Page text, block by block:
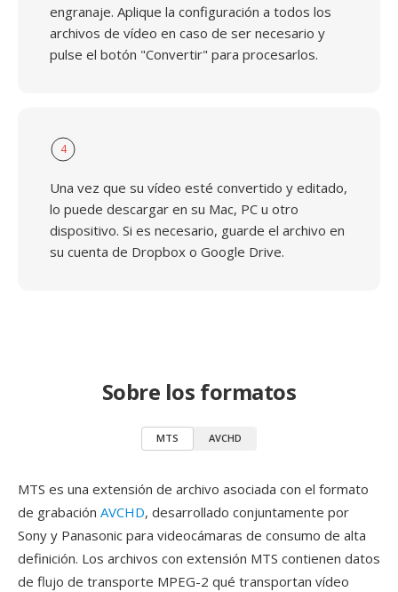
engranaje. Aplique la configuración a todos los
archivos de vídeo en caso de ser necesario y
pulse el botón "Convertir" para procesarlos.
4
Una vez que su vídeo esté convertido y editado,
lo puede descargar en su Mac, PC u otro
dispositivo. Si es necesario, guarde el archivo en
su cuenta de Dropbox o Google Drive.
Sobre los formatos
MTS AVCHD
MTS es una extensión de archivo asociada con el formato
de grabación AVCHD, desarrollado conjuntamente por
Sony y Panasonic para videocámaras de consumo de alta
definición. Los archivos con extensión MTS contienen datos
de flujo de transporte MPEG-2 qué transportan vídeo